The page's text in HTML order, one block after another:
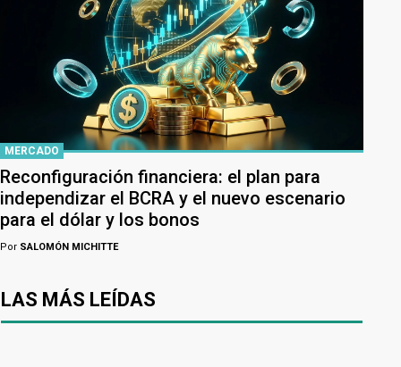
MERCADO
Reconfiguración financiera: el plan para
independizar el BCRA y el nuevo escenario
para el dólar y los bonos
Por SALOMÓN MICHITTE
LAS MÁS LEÍDAS